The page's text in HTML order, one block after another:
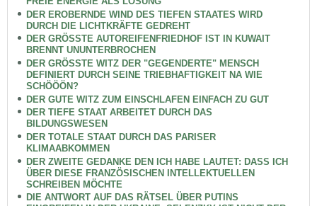
DER EROBERNDE WIND DES TIEFEN STAATES WIRD
DURCH DIE LICHTKRÄFTE GEDREHT
DER GRÖSSTE AUTOREIFENFRIEDHOF IST IN KUWAIT
BRENNT UNUNTERBROCHEN
DER GRÖSSTE WITZ DER "GEGENDERTE" MENSCH
DEFINIERT DURCH SEINE TRIEBHAFTIGKEIT NA WIE
SCHÖÖÖN?
DER GUTE WITZ ZUM EINSCHLAFEN EINFACH ZU GUT
DER TIEFE STAAT ARBEITET DURCH DAS
BILDUNGSWESEN
DER TOTALE STAAT DURCH DAS PARISER
KLIMAABKOMMEN
DER ZWEITE GEDANKE DEN ICH HABE LAUTET: DASS ICH
ÜBER DIESE FRANZÖSISCHEN INTELLEKTUELLEN
SCHREIBEN MÖCHTE
DIE ANTWORT AUF DAS RÄTSEL ÜBER PUTINS